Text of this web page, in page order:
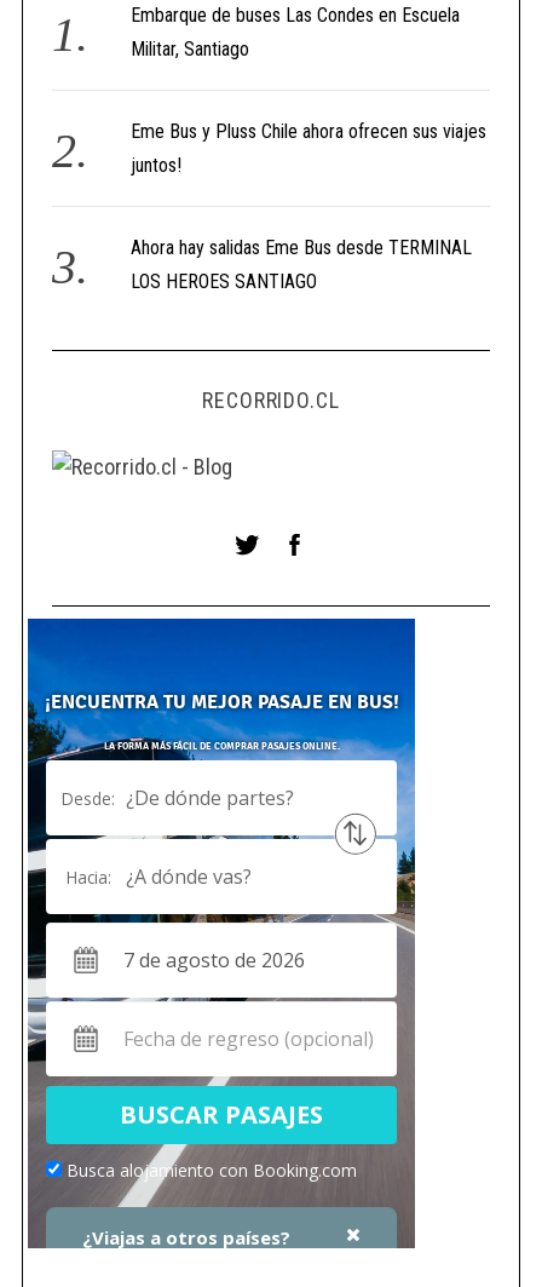
Embarque de buses Las Condes en Escuela
Militar, Santiago
Eme Bus y Pluss Chile ahora ofrecen sus viajes
juntos!
Ahora hay salidas Eme Bus desde TERMINAL
LOS HEROES SANTIAGO
RECORRIDO.CL